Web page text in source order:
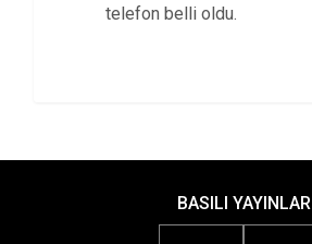
telefon belli oldu.
BASILI YAYINLAR